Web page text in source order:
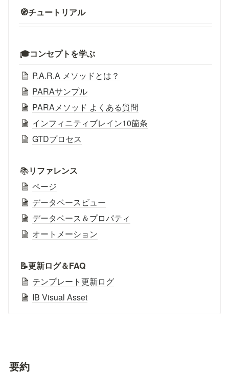
🧭チュートリアル
🎓コンセプトを学ぶ
P.A.R.A メソッドとは？
PARAサンプル
PARAメソッド よくある質問
インフィニティブレイン10箇条
GTDプロセス
📚リファレンス
ページ
データベースビュー
データベース＆プロパティ
オートメーション
📝更新ログ＆FAQ
テンプレート更新ログ
IB Visual Asset
要約